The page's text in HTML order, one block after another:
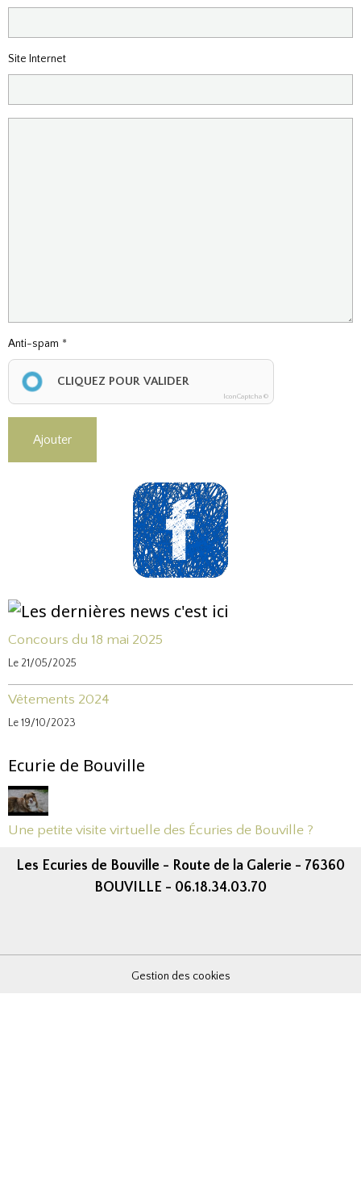
Site Internet
Anti-spam
CLIQUEZ POUR VALIDER
IconCaptcha ©
Ajouter
Concours du 18 mai 2025
Le 21/05/2025
Vêtements 2024
Le 19/10/2023
Ecurie de Bouville
Une petite visite virtuelle des Écuries de Bouville ?
Les Ecuries de Bouville - Route de la Galerie - 76360
BOUVILLE - 06.18.34.03.70
Gestion des cookies